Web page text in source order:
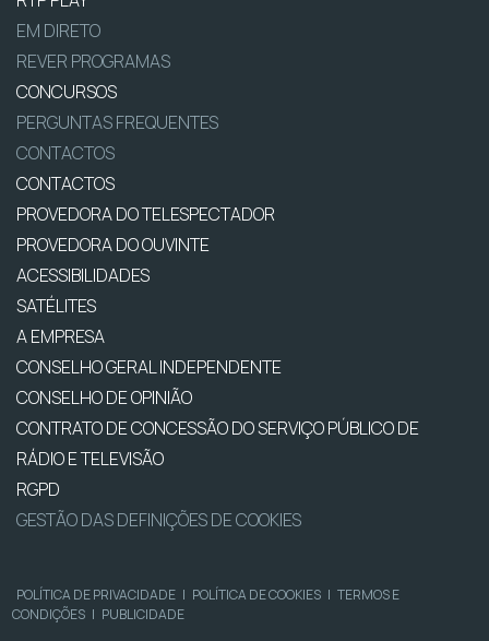
EM DIRETO
REVER PROGRAMAS
CONCURSOS
PERGUNTAS FREQUENTES
CONTACTOS
CONTACTOS
PROVEDORA DO TELESPECTADOR
PROVEDORA DO OUVINTE
ACESSIBILIDADES
SATÉLITES
A EMPRESA
CONSELHO GERAL INDEPENDENTE
CONSELHO DE OPINIÃO
CONTRATO DE CONCESSÃO DO SERVIÇO PÚBLICO DE
RÁDIO E TELEVISÃO
RGPD
GESTÃO DAS DEFINIÇÕES DE COOKIES
POLÍTICA DE PRIVACIDADE | POLÍTICA DE COOKIES | TERMOS E
CONDIÇÕES | PUBLICIDADE